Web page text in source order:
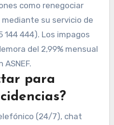
como renegociar
su servicio de
444). Los impagos
del 2,99% mensual
para
(24/7), chat